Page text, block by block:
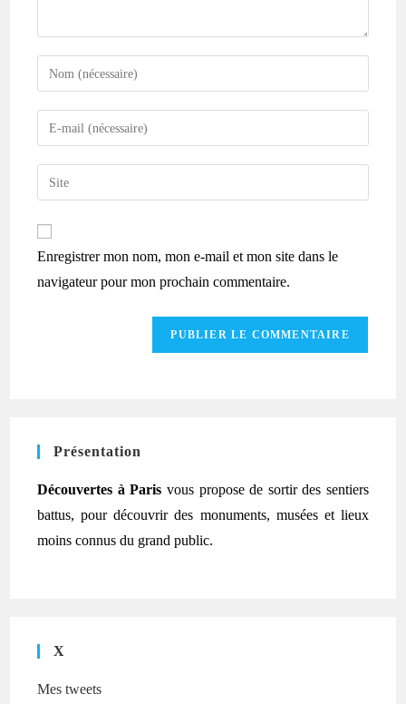
Enregistrer mon nom, mon e-mail et mon site dans le
navigateur pour mon prochain commentaire.
Présentation
Découvertes à Paris vous propose de sortir des sentiers
battus, pour découvrir des monuments, musées et lieux
moins connus du grand public.
X
Mes tweets